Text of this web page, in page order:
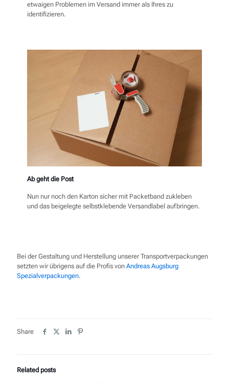
etwaigen Problemen im Versand immer als Ihres zu
identifizieren.
Ab geht die Post
Nun nur noch den Karton sicher mit Packetband zukleben
und das beigelegte selbstklebende Versandlabel aufbringen.
Bei der Gestaltung und Herstellung unserer Transportverpackungen
setzten wir übrigens auf die Profis von Andreas Augsburg
Spezialverpackungen.
Share
Related posts